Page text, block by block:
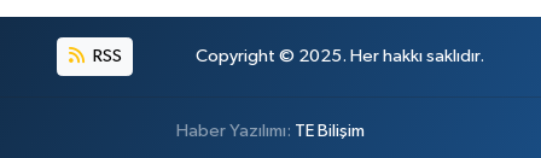
RSS Copyright © 2025. Her hakkı saklıdır.
Haber Yazılımı: TE Bilişim